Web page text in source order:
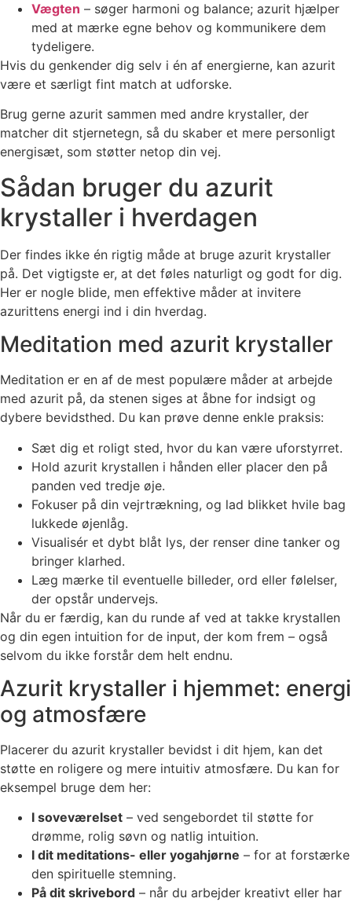
Vægten – søger harmoni og balance; azurit hjælper
med at mærke egne behov og kommunikere dem
tydeligere.
Hvis du genkender dig selv i én af energierne, kan azurit
være et særligt fint match at udforske.
Brug gerne azurit sammen med andre krystaller, der
matcher dit stjernetegn, så du skaber et mere personligt
energisæt, som støtter netop din vej.
Sådan bruger du azurit
krystaller i hverdagen
Der findes ikke én rigtig måde at bruge azurit krystaller
på. Det vigtigste er, at det føles naturligt og godt for dig.
Her er nogle blide, men effektive måder at invitere
azurittens energi ind i din hverdag.
Meditation med azurit krystaller
Meditation er en af de mest populære måder at arbejde
med azurit på, da stenen siges at åbne for indsigt og
dybere bevidsthed. Du kan prøve denne enkle praksis:
Sæt dig et roligt sted, hvor du kan være uforstyrret.
Hold azurit krystallen i hånden eller placer den på
panden ved tredje øje.
Fokuser på din vejrtrækning, og lad blikket hvile bag
lukkede øjenlåg.
Visualisér et dybt blåt lys, der renser dine tanker og
bringer klarhed.
Læg mærke til eventuelle billeder, ord eller følelser,
der opstår undervejs.
Når du er færdig, kan du runde af ved at takke krystallen
og din egen intuition for de input, der kom frem – også
selvom du ikke forstår dem helt endnu.
Azurit krystaller i hjemmet: energi
og atmosfære
Placerer du azurit krystaller bevidst i dit hjem, kan det
støtte en roligere og mere intuitiv atmosfære. Du kan for
eksempel bruge dem her:
I soveværelset – ved sengebordet til støtte for
drømme, rolig søvn og natlig intuition.
I dit meditations- eller yogahjørne – for at forstærke
den spirituelle stemning.
På dit skrivebord – når du arbejder kreativt eller har